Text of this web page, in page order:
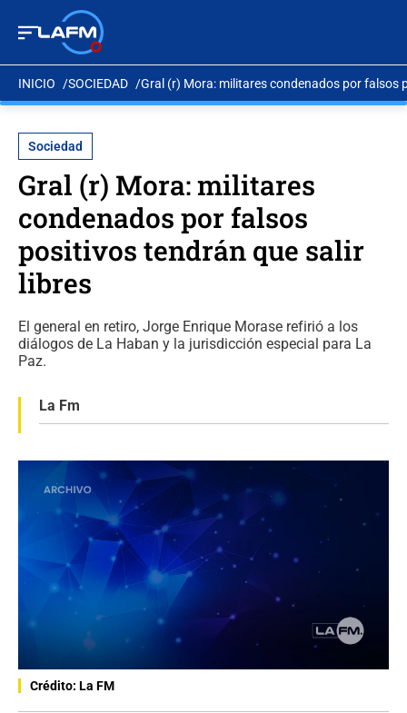
INICIO SOCIEDAD Gral (r) Mora: militares condenados por falsos
Sociedad
Gral (r) Mora: militares
condenados por falsos
positivos tendrán que salir
libres
El general en retiro, Jorge Enrique Morase refirió a los
diálogos de La Haban y la jurisdicción especial para La
Paz.
La Fm
Crédito: La FM